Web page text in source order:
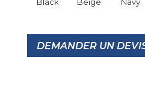
DEMANDER UN